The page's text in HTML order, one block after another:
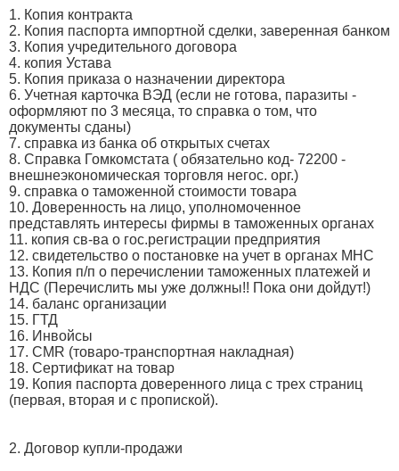
1. Копия контракта
2. Копия паспорта импортной сделки, заверенная банком
3. Копия учредительного договора
4. копия Устава
5. Копия приказа о назначении директора
6. Учетная карточка ВЭД (если не готова, паразиты -
оформляют по 3 месяца, то справка о том, что
документы сданы)
7. справка из банка об открытых счетах
8. Справка Гомкомстата ( обязательно код- 72200 -
внешнеэкономическая торговля негос. орг.)
9. справка о таможенной стоимости товара
10. Доверенность на лицо, уполномоченное
представлять интересы фирмы в таможенных органах
11. копия св-ва о гос.регистрации предприятия
12. свидетельство о постановке на учет в органах МНС
13. Копия п/п о перечислении таможенных платежей и
НДС (Перечислить мы уже должны!! Пока они дойдут!)
14. баланс организации
15. ГТД
16. Инвойсы
17. СМR (товаро-транспортная накладная)
18. Сертификат на товар
19. Копия паспорта доверенного лица с трех страниц
(первая, вторая и с пропиской).
2. Договор купли-продажи